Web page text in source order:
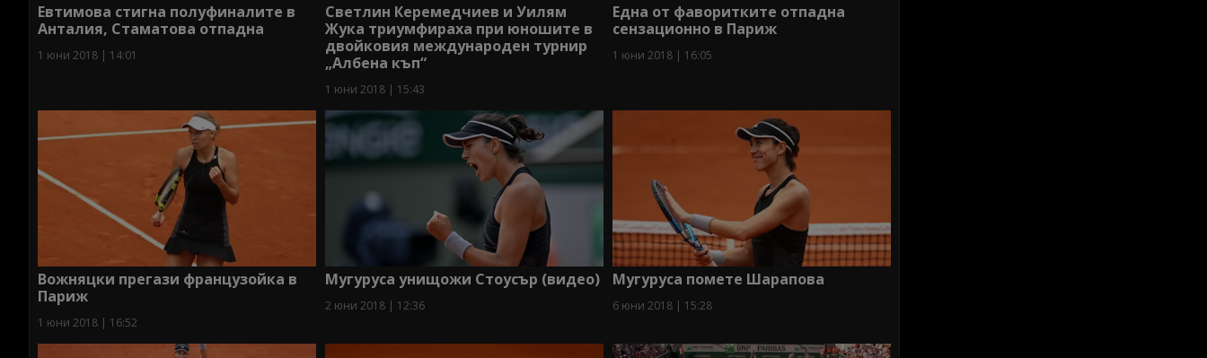
Евтимова стигна полуфиналите в
Анталия, Стаматова отпадна
1 юни 2018 | 14:01
Светлин Керемедчиев и Уилям
Жука триумфираха при юношите в
двойковия международен турнир
„Албена къп“
1 юни 2018 | 15:43
Една от фаворитките отпадна
сензационно в Париж
1 юни 2018 | 16:05
Вожняцки прегази французойка в
Париж
1 юни 2018 | 16:52
Мугуруса унищожи Стоусър (видео)
2 юни 2018 | 12:36
Мугуруса помете Шарапова
6 юни 2018 | 15:28